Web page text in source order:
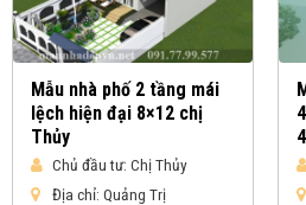
Mẫu nhà phố 2 tầng mái
lệch hiện đại 8×12 chị
Thủy
Chủ đầu tư: Chị Thủy
Địa chỉ: Quảng Trị